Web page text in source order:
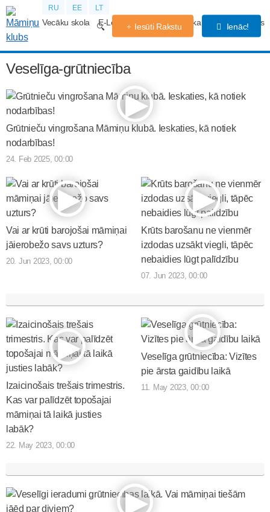
RU EE LT
Vecāku skola E-Lekcijas Grūtniecības kalendārs Forums
Iesūti Rakstu Ienāc!
Veselīga-grūtniecība
Grūtnieču vingrošana Māmiņu klubā. Ieskaties, kā notiek
nodarbības!
24. Feb 2025, 00:00
Vai ar krūti barojošai māmiņai
jāierobežo savs uzturs?
20. Jun 2023, 00:00
Krūts barošanu ne vienmēr
izdodas uzsākt viegli, tāpēc
nebaidies lūgt palīdzību
07. Jun 2023, 00:00
Izaicinošais trešais trimestris.
Kas var palīdzēt topošajai
māmiņai tā laikā justies
labāk?
22. May 2023, 00:00
Veselīga grūtniecība: Vizītes
pie ārsta gaidību laikā
11. May 2023, 00:00